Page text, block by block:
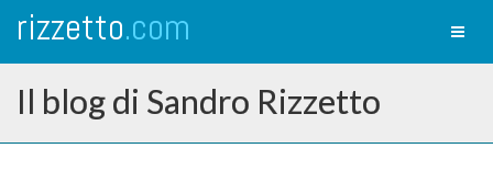
rizzetto.com
Il blog di Sandro Rizzetto